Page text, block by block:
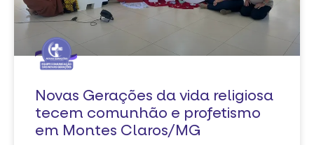
Novas Gerações da vida religiosa
tecem comunhão e profetismo
em Montes Claros/MG